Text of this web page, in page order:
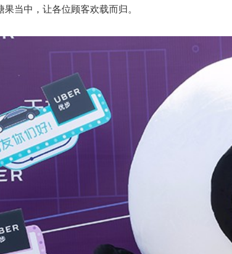
果当中，让各位顾客欢载而归。